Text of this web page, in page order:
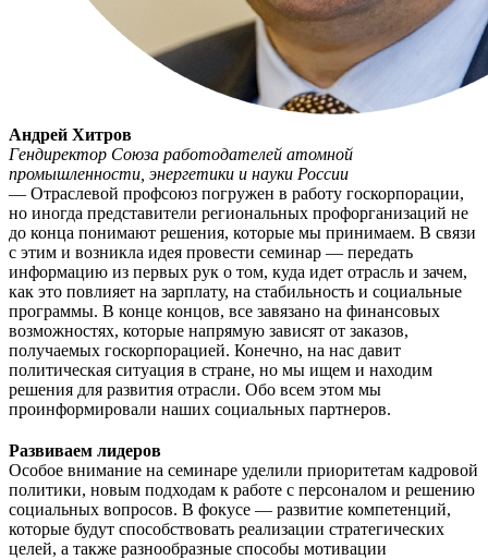
Андрей Хитров
Гендиректор Союза работодателей атомной
промышленности, энергетики и науки России
— Отраслевой профсоюз погружен в работу госкорпорации,
но иногда представители региональных профорганизаций не
до конца понимают решения, которые мы принимаем. В связи
с этим и возникла идея провести семинар — передать
информацию из первых рук о том, куда идет отрасль и зачем,
как это повлияет на зарплату, на стабильность и социальные
программы. В конце концов, все завязано на финансовых
возможностях, которые напрямую зависят от заказов,
получаемых госкорпорацией. Конечно, на нас давит
политическая ситуация в стране, но мы ищем и находим
решения для развития отрасли. Обо всем этом мы
проинформировали наших социальных партнеров.
Развиваем лидеров
Особое внимание на семинаре уделили приоритетам кадровой
политики, новым подходам к работе с персоналом и решению
социальных вопросов. В фокусе — развитие компетенций,
которые будут способствовать реализации стратегических
целей, а также разнообразные способы мотивации